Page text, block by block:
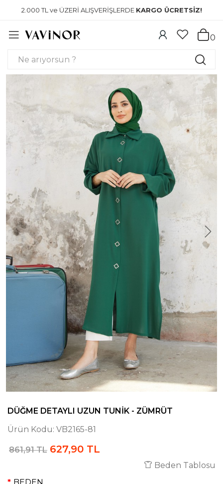
2.000 TL ve ÜZERİ ALIŞVERİŞLERDE KARGO ÜCRETSİZ!
0
DÜĞME DETAYLI UZUN TUNIK - ZÜMRÜT
Ürün Kodu: VB2165-81
861,91 TL 627,90 TL
Beden Tablosu